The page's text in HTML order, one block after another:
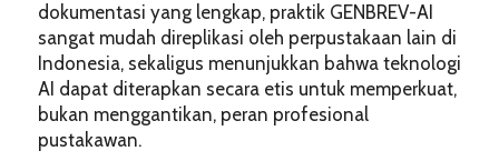
dokumentasi yang lengkap, praktik GENBREV-AI
sangat mudah direplikasi oleh perpustakaan lain di
Indonesia, sekaligus menunjukkan bahwa teknologi
AI dapat diterapkan secara etis untuk memperkuat,
bukan menggantikan, peran profesional
pustakawan.